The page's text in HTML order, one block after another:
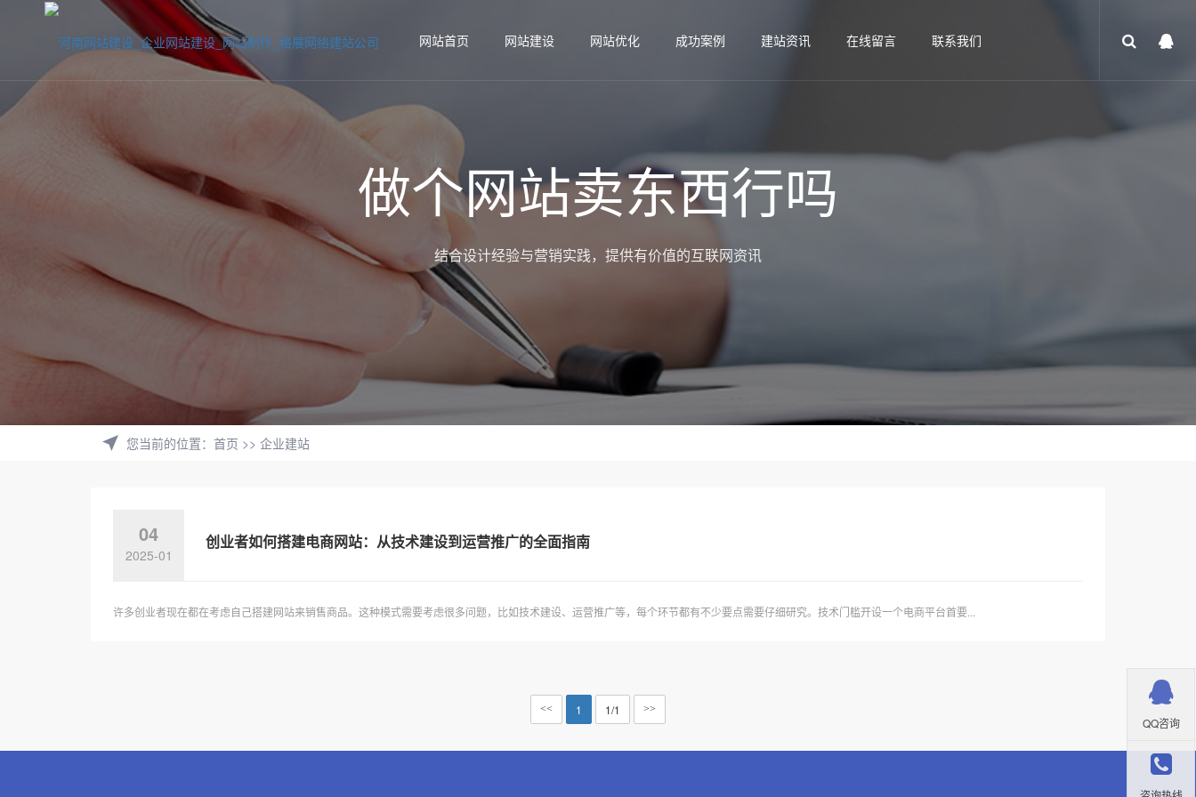
网站首页 网站建设 网站优化 成功案例 建站资讯 在线留言 联系我们
做个网站卖东西行吗
结合设计经验与营销实践，提供有价值的互联网资讯
您当前的位置： 首页 >> 企业建站
04
2025-01
创业者如何搭建电商网站：从技术建设到运营推广的全面指南
许多创业者现在都在考虑自己搭建网站来销售商品。这种模式需要考虑很多问题，比如技术建设、运营推广等，每个环节都有不少要点需要仔细研究。技术门槛开设一个电商平台首要...
<< 1 1/1 >>
QQ咨询